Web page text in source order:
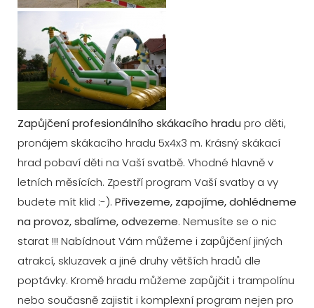
Zapůjčení profesionálního skákacího hradu pro děti,
pronájem skákacího hradu 5x4x3 m. Krásný skákací
hrad pobaví děti na Vaší svatbě. Vhodné hlavně v
letních měsících. Zpestří program Vaší svatby a vy
budete mít klid :-). Přivezeme, zapojíme, dohlédneme
na provoz, sbalíme, odvezeme. Nemusíte se o nic
starat !!! Nabídnout Vám můžeme i zapůjčení jiných
atrakcí, skluzavek a jiné druhy větších hradů dle
poptávky. Kromě hradu můžeme zapůjčit i trampolínu
nebo současně zajistit i komplexní program nejen pro